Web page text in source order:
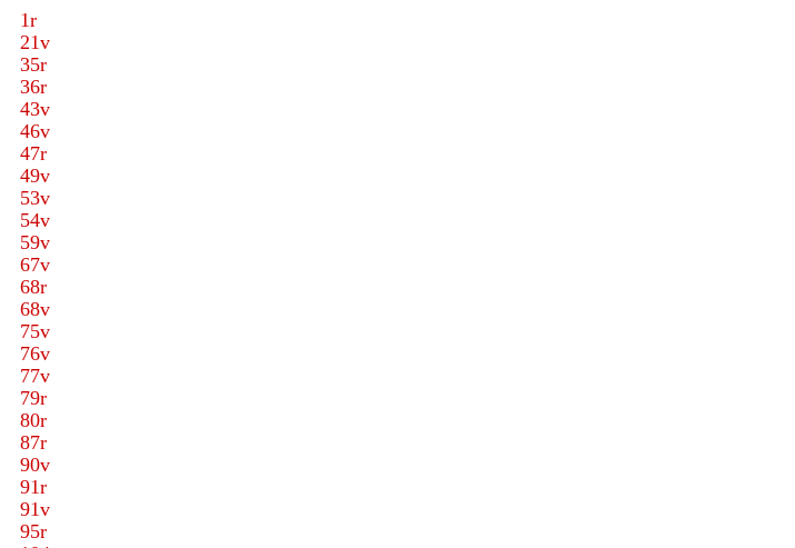
1r
21v
35r
36r
43v
46v
47r
49v
53v
54v
59v
67v
68r
68v
75v
76v
77v
79r
80r
87r
90v
91r
91v
95r